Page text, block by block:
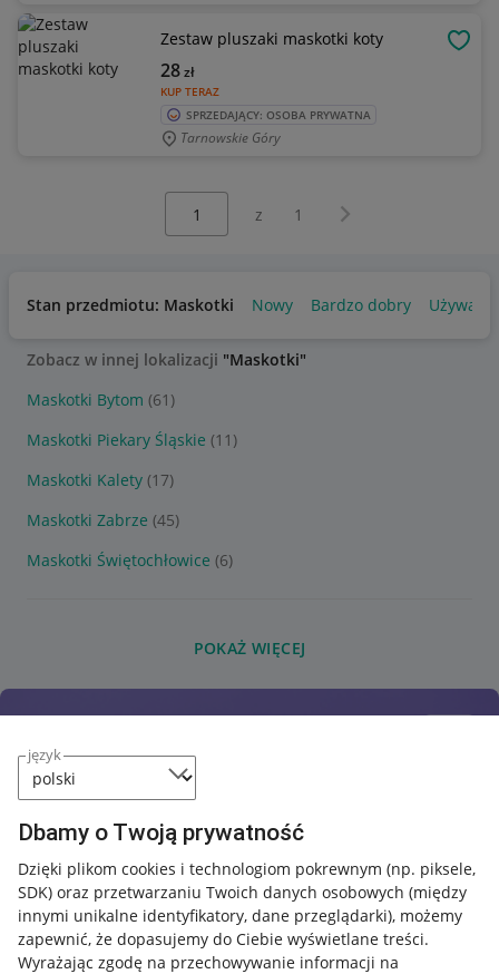
język
Dbamy o Twoją prywatność
Dzięki plikom cookies i technologiom pokrewnym (np. piksele,
SDK) oraz przetwarzaniu Twoich danych osobowych (między
innymi unikalne identyfikatory, dane przeglądarki), możemy
zapewnić, że dopasujemy do Ciebie wyświetlane treści.
Wyrażając zgodę na przechowywanie informacji na
Zestaw pluszaki maskotki koty
KUP TERAZ
28zł
SPRZEDAJĄCY: OSOBA PRYWATNA
Tarnowskie Góry
z 1 Następna strona
Stan przedmiotu: Maskotki Nowy Bardzo dobry Używany
Zobacz w innej lokalizacji "Maskotki"
Maskotki Bytom (61)
Maskotki Piekary Śląskie (11)
Maskotki Kalety (17)
Maskotki Zabrze (45)
Maskotki Świętochłowice (6)
POKAŻ WIĘCEJ